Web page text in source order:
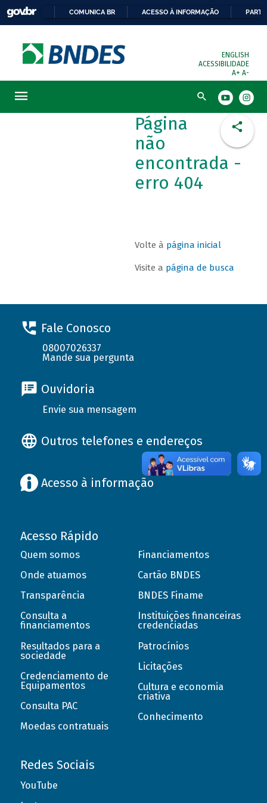
COMUNICA BR ACESSO À INFORMAÇÃO
ENGLISH
ACESSIBILIDADE
A+ A-
Busca
Página
não
encontrada -
erro 404
Volte à página inicial
Visite a página de busca
Fale Conosco
08007026337
Mande sua pergunta
Ouvidoria
Envie sua mensagem
Outros telefones e endereços
Acesso à informação
Acesso Rápido
Quem somos
Onde atuamos
Transparência
Consulta a
financiamentos
Resultados para a
sociedade
Credenciamento de
Equipamentos
Consulta PAC
Moedas contratuais
Financiamentos
Cartão BNDES
BNDES Finame
Instituições financeiras
credenciadas
Patrocínios
Licitações
Cultura e economia
criativa
Conhecimento
Redes Sociais
YouTube